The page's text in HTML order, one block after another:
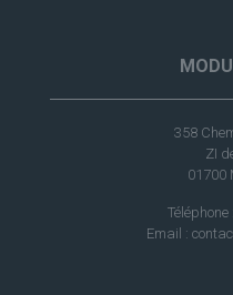
358
ZI
01700
Email :